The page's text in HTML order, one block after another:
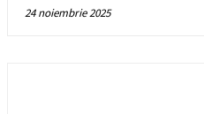
24 noiembrie 2025